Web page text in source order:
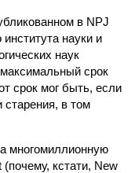
в NPJ
науки и
наук
срок
срок мог быть, если
старения, в том
многомиллионную
кстати, New